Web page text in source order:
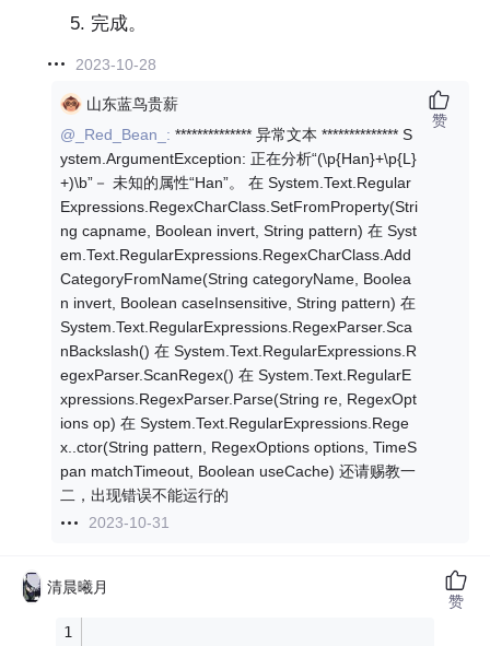
完成。
2023-10-28
山东蓝鸟贵薪
@_Red_Bean_:************** 异常文本 ************** S
ystem.ArgumentException: 正在分析“(\p{Han}+\p{L}
+)\b”－ 未知的属性“Han”。 在 System.Text.Regular
Expressions.RegexCharClass.SetFromProperty(Stri
ng capname, Boolean invert, String pattern) 在 Syst
em.Text.RegularExpressions.RegexCharClass.Add
CategoryFromName(String categoryName, Boolea
n invert, Boolean caseInsensitive, String pattern) 在
System.Text.RegularExpressions.RegexParser.Sca
nBackslash() 在 System.Text.RegularExpressions.R
egexParser.ScanRegex() 在 System.Text.RegularE
xpressions.RegexParser.Parse(String re, RegexOpt
ions op) 在 System.Text.RegularExpressions.Rege
x..ctor(String pattern, RegexOptions options, TimeS
pan matchTimeout, Boolean useCache) 还请赐教一
二，出现错误不能运行的
2023-10-31
赞
清晨曦月
赞